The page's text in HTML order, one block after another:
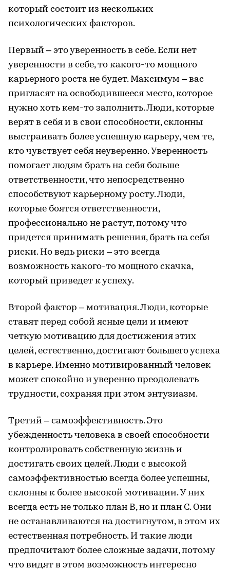
который состоит из нескольких
психологических факторов.
Первый – это уверенность в себе. Если нет
уверенности в себе, то какого-то мощного
карьерного роста не будет. Максимум – вас
пригласят на освободившееся место, которое
нужно хоть кем-то заполнить. Люди, которые
верят в себя и в свои способности, склонны
выстраивать более успешную карьеру, чем те,
кто чувствует себя неуверенно. Уверенность
помогает людям брать на себя больше
ответственности, что непосредственно
способствуют карьерному росту. Люди,
которые боятся ответственности,
профессионально не растут, потому что
придется принимать решения, брать на себя
риски. Но ведь риски – это всегда
возможность какого-то мощного скачка,
который приведет к успеху.
Второй фактор – мотивация. Люди, которые
ставят перед собой ясные цели и имеют
четкую мотивацию для достижения этих
целей, естественно, достигают большего успеха
в карьере. Именно мотивированный человек
может спокойно и уверенно преодолевать
трудности, сохраняя при этом энтузиазм.
Третий – самоэффективность. Это
убежденность человека в своей способности
контролировать собственную жизнь и
достигать своих целей. Люди с высокой
самоэффективностью всегда более успешны,
склонны к более высокой мотивации. У них
всегда есть не только план B, но и план С. Они
не останавливаются на достигнутом, в этом их
естественная потребность. И такие люди
предпочитают более сложные задачи, потому
что видят в этом возможность интересно